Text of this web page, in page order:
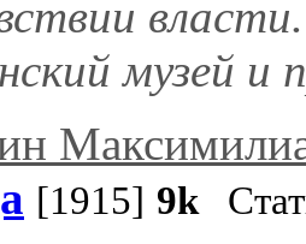
музей и
[1915] 9k